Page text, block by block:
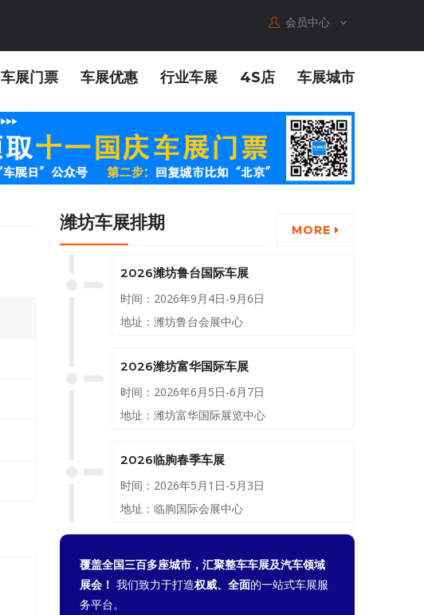
会员中心
车展门票 车展优惠 行业车展 4S店 车展城市
潍坊车展排期 MORE
2026潍坊鲁台国际车展
时间：2026年9月4日-9月6日
地址：潍坊鲁台会展中心
2026潍坊富华国际车展
时间：2026年6月5日-6月7日
地址：潍坊富华国际展览中心
2026临朐春季车展
时间：2026年5月1日-5月3日
地址：临朐国际会展中心
覆盖全国三百多座城市，汇聚整车车展及汽车领域
展会！ 我们致力于打造权威、全面的一站式车展服
务平台。